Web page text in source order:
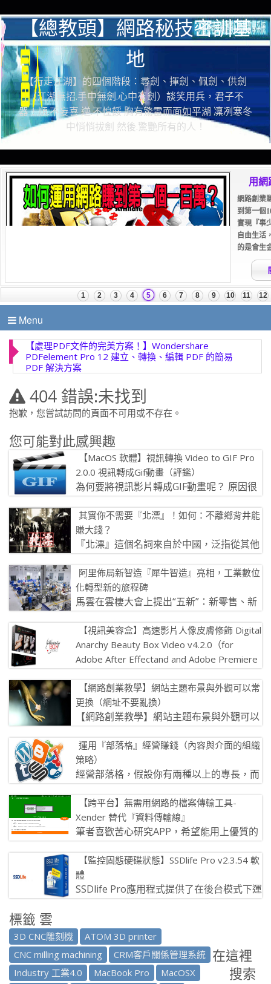
【總教頭】網路秘技密訓基
地
【行走江湖】的四個階段：尋劍、揮劍、佩劍、供劍
（江湖無招.手中無劍.心中有劍）談笑用兵，君子不
器！順.不妄喜 逆.不惶餒 胸有驚雷而面如平湖 凜冽寒冬
中悄悄拔劍 然後.驚艷所有的人！
Menu
【處理PDF文件的完美方案！】Wondershare
PDFelement Pro 12 建立、轉換、編輯 PDF 的簡易
PDF 解決方案
404 錯誤:未找到
抱歉，您嘗試訪問的頁面不可用或不存在。
您可能對此感興趣
【MacOS 軟體】視訊轉換 Video to GIF Pro
2.0.0 視訊轉成Gif動畫（評鑑）
為何要將視訊影片轉成GIF動畫呢？ 原因很
器），所以短片可以直接上傳（他會 […]
其實你不需要『北漂』！如何：不離鄉背井能
賺大錢？
『北漂』這個名詞來自於中國，泛指從其他
台灣，戶籍稱為住所，很多人的戶籍 […]
阿里佈局新智造『犀牛智造』亮相，工業數位
化轉型新的旅程碑
馬雲在雲棲大會上提出“五新”：新零售、新
數位技術對傳統制造業的深度重構 […]
【視訊美容盒】高速影片人像皮膚修飾 Digital
Anarchy Beauty Box Video v4.2.0（for
Adobe After Effectand and Adobe Premiere
你看過化妝品廣告，一定會發現：那影片人物的臉（用軟體
修飾得非常漂亮！） 那是怎樣辦到的呢？是不是把影片一
張一張 […]
【網路創業教學】網站主題布景與外觀可以常
更換（網址不要亂換）
【網路創業教學】網站主題布景與外觀可以
詢： 老師今天我又再次多買一個網址 […]
運用『部落格』經營賺錢（內容與介面的組織
策略）
經營部落格，假設你有兩種以上的專長，而
突。 該怎麼處理？你可以有以下兩個 […]
【跨平台】無需用網路的檔案傳輸工具-
Xender 替代『資料傳輸線』
筆者喜歡苦心研究APP，希望能用上優質的
家。 幾年前有很多人還在長期沉 […]
【監控固態硬碟狀態】SSDlife Pro v2.3.54 軟
體
SSDlife Pro應用程式提供了在後台模式下運
SMART屬性的詳細訊息 […]
標籤 雲
3D CNC雕刻機
ATOM 3D printer
CNC milling machining
CRM客戶關係管理系統
Industry 工業4.0
MacBook Pro
MacOSX
在這裡
搜索